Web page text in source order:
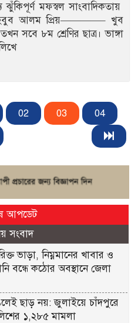
মফস্বল সাংবাদিকতায়
আলম প্রিয়————– খুব
সবে ৮ম শ্রেণির ছাত্র। ভাঙ্গা
02 03 04
আপডেট
সংবাদ
ভাড়া, নিম্নমানের খাবার ও
বন্ধে কঠোর অবস্থানে জেলা
ছাড় নয়: জুলাইয়ে চাঁদপুরে
১,২৮৫ মামলা